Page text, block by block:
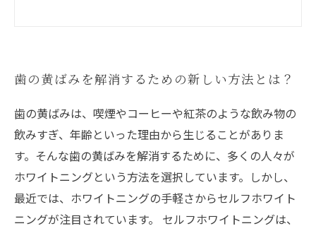
歯の黄ばみを解消するための新しい方法とは？
歯の黄ばみは、喫煙やコーヒーや紅茶のような飲み物の
飲みすぎ、年齢といった理由から生じることがありま
す。そんな歯の黄ばみを解消するために、多くの人々が
ホワイトニングという方法を選択しています。しかし、
最近では、ホワイトニングの手軽さからセルフホワイト
ニングが注目されています。 セルフホワイトニングは、